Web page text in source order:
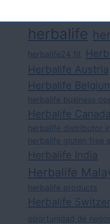
herbalife
herbalife24 fit
Herbalife Austria
Herbalife
herbalife business
Herbalife Canada
herbalife distributor
herbalife gluten free
Herbalife India
Herbalife
herbalife products
Herbalife
oportunidad de